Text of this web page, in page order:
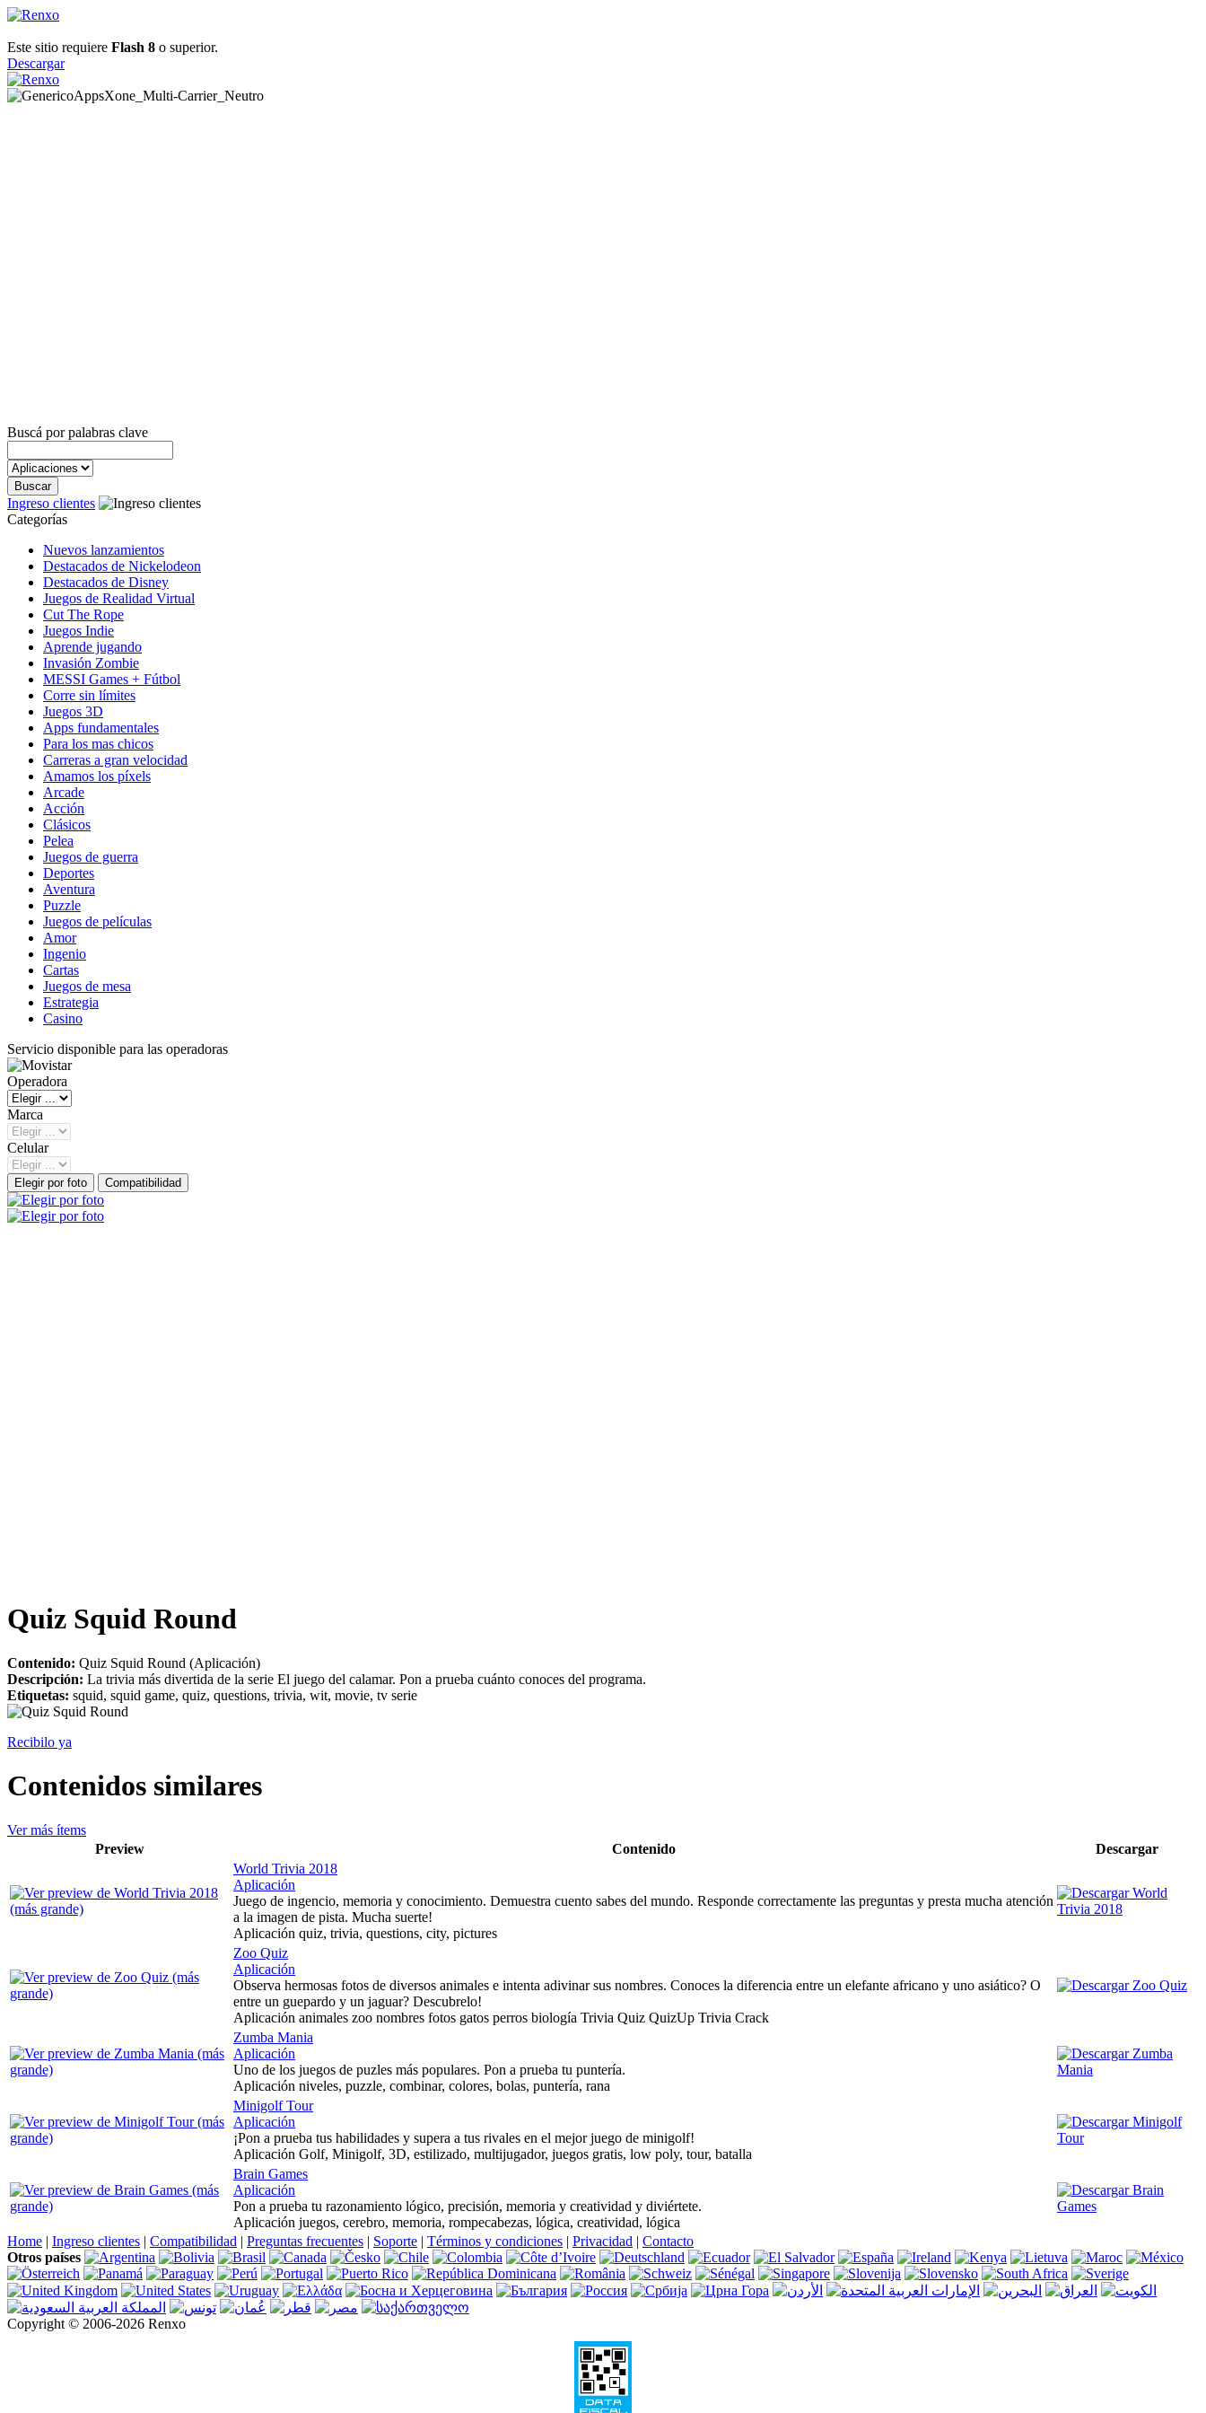
Este sitio requiere Flash 8 o superior.
Descargar
Buscá por palabras clave
Ingreso clientes
Categorías
Nuevos lanzamientos
Destacados de Nickelodeon
Destacados de Disney
Juegos de Realidad Virtual
Cut The Rope
Juegos Indie
Aprende jugando
Invasión Zombie
MESSI Games + Fútbol
Corre sin límites
Juegos 3D
Apps fundamentales
Para los mas chicos
Carreras a gran velocidad
Amamos los píxels
Arcade
Acción
Clásicos
Pelea
Juegos de guerra
Deportes
Aventura
Puzzle
Juegos de películas
Amor
Ingenio
Cartas
Juegos de mesa
Estrategia
Casino
Servicio disponible para las operadoras
Operadora
Marca
Celular
Quiz Squid Round
Contenido: Quiz Squid Round (Aplicación)
Descripción: La trivia más divertida de la serie El juego del calamar. Pon a prueba cuánto conoces del programa.
Etiquetas: squid, squid game, quiz, questions, trivia, wit, movie, tv serie
Recibilo ya
Contenidos similares
Ver más ítems
Preview
Contenido
Descargar
World Trivia 2018
Aplicación
Juego de ingencio, memoria y conocimiento. Demuestra cuento sabes del mundo. Responde correctamente las preguntas y presta mucha atención
a la imagen de pista. Mucha suerte!
Aplicación quiz, trivia, questions, city, pictures
Zoo Quiz
Aplicación
Observa hermosas fotos de diversos animales e intenta adivinar sus nombres. Conoces la diferencia entre un elefante africano y uno asiático? O
entre un guepardo y un jaguar? Descubrelo!
Aplicación animales zoo nombres fotos gatos perros biología Trivia Quiz QuizUp Trivia Crack
Zumba Mania
Aplicación
Uno de los juegos de puzles más populares. Pon a prueba tu puntería.
Aplicación niveles, puzzle, combinar, colores, bolas, puntería, rana
Minigolf Tour
Aplicación
¡Pon a prueba tus habilidades y supera a tus rivales en el mejor juego de minigolf!
Aplicación Golf, Minigolf, 3D, estilizado, multijugador, juegos gratis, low poly, tour, batalla
Brain Games
Aplicación
Pon a prueba tu razonamiento lógico, precisión, memoria y creatividad y diviértete.
Aplicación juegos, cerebro, memoria, rompecabezas, lógica, creatividad, lógica
Home | Ingreso clientes | Compatibilidad | Preguntas frecuentes | Soporte | Términos y condiciones | Privacidad | Contacto
Otros países
Copyright © 2006-2026 Renxo